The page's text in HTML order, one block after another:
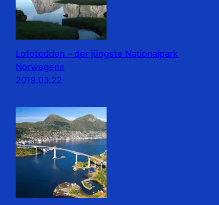
Lofotodden – der jüngste Nationalpark
Norwegens
2019.03.22